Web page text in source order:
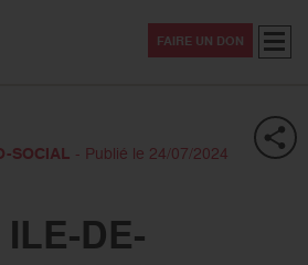
FAIRE UN DON
SOCIAL - Publié le 24/07/2024
DE-